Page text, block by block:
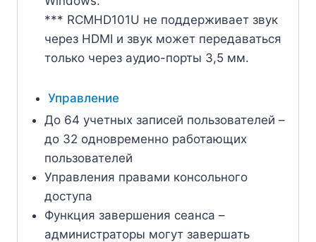
*** RCMHD101U не поддерживает звук
через HDMI и звук может передаваться
только через аудио-порты 3,5 мм.
Управление
До 64 учетных записей пользователей –
до 32 одновременно работающих
пользователей
Управления правами консольного
доступа
Функция завершения сеанса –
администраторы могут завершать